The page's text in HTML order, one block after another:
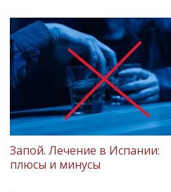
Запой. Лечение в Испании:
плюсы и минусы